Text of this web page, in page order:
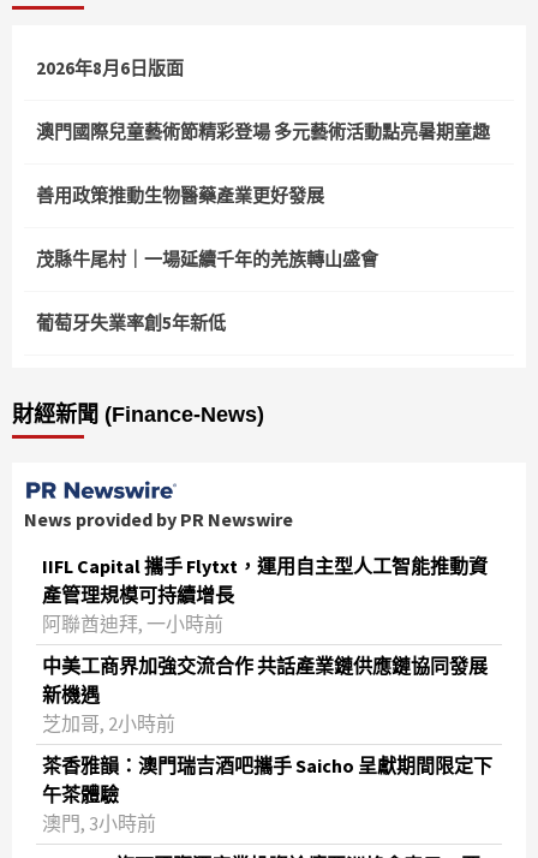
2026年8月6日版面
澳門國際兒童藝術節精彩登場 多元藝術活動點亮暑期童趣
善用政策推動生物醫藥產業更好發展
茂縣牛尾村｜一場延續千年的羌族轉山盛會
葡萄牙失業率創5年新低
財經新聞 (Finance-News)
News provided by PR Newswire
IIFL Capital 攜手 Flytxt，運用自主型人工智能推動資
產管理規模可持續增長
阿聯酋迪拜, 一小時前
中美工商界加強交流合作 共話產業鏈供應鏈協同發展
新機遇
芝加哥, 2小時前
茶香雅韻：澳門瑞吉酒吧攜手 Saicho 呈獻期間限定下
午茶體驗
澳門, 3小時前